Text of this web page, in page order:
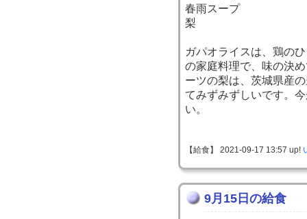
春雨スープ
梨
ガパオライスは、鶏の
の家庭料理で、味の決
ーツの梨は、茨城県産
てみずみずしいです。
い。
【給食】 2021-09-17 13:57 up!
9月15日の給食